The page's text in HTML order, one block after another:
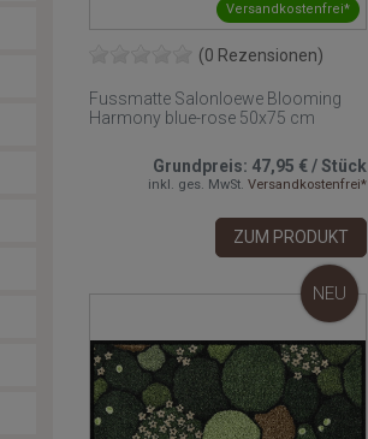
Versandkostenfrei*
(0 Rezensionen)
Fussmatte Salonloewe Blooming
Harmony blue-rose 50x75 cm
Grundpreis: 47,95 €/Stück
inkl. ges. MwSt. Versandkostenfrei*
ZUM PRODUKT
NEU